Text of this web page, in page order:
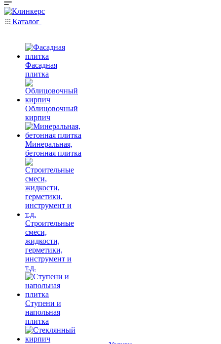
Каталог
Фасадная
плитка
Облицовочный
кирпич
Минеральная,
бетонная плитка
Строительные
смеси,
жидкости,
герметики,
инструмент и
т.д.
Ступени и
напольная
плитка